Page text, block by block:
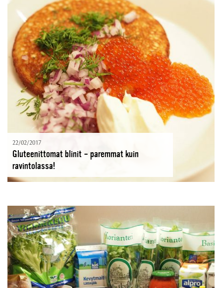
22/02/2017
Gluteenittomat blinit – paremmat kuin
ravintolassa!